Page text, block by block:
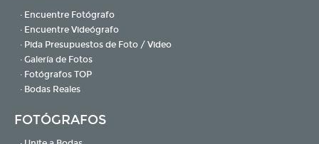
· Encuentre Fotógrafo
· Encuentre Videógrafo
· Pida Presupuestos de Foto / Video
· Galería de Fotos
· Fotógrafos TOP
· Bodas Reales
FOTÓGRAFOS